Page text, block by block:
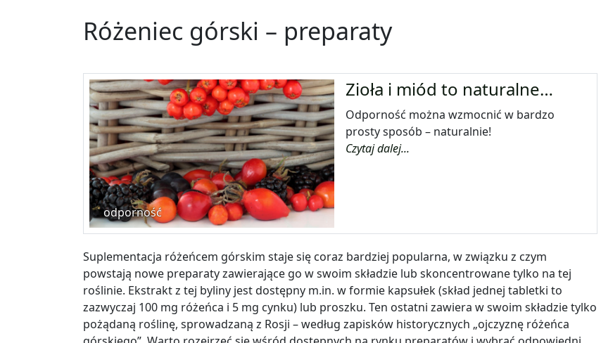
Różeniec górski – preparaty
odporność
Zioła i miód to naturalne…
Odporność można wzmocnić w bardzo
prosty sposób – naturalnie!
Czytaj dalej...
Suplementacja różeńcem górskim staje się coraz bardziej popularna, w związku z czym
powstają nowe preparaty zawierające go w swoim składzie lub skoncentrowane tylko na tej
roślinie. Ekstrakt z tej byliny jest dostępny m.in. w formie kapsułek (skład jednej tabletki to
zazwyczaj 100 mg różeńca i 5 mg cynku) lub proszku. Ten ostatni zawiera w swoim składzie tylko
pożądaną roślinę, sprowadzaną z Rosji – według zapisków historycznych „ojczyznę różeńca